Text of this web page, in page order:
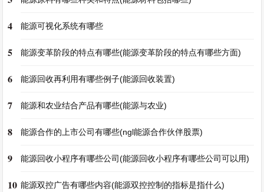
4 能源可视化系统有哪些
5 能源变革阶段的特点有哪些(能源变革阶段的特点有哪些方面)
6 能源回收再利用有哪些例子(能源回收装置)
7 能源和农业结合产品有哪些(能源与农业)
8 能源合作的上市公司有哪些(ngl能源合作伙伴股票)
9 能源回收小程序有哪些公司(能源回收小程序有哪些公司可以用)
10 能源双控广告有哪些内容(能源双控控制的指标是指什么)